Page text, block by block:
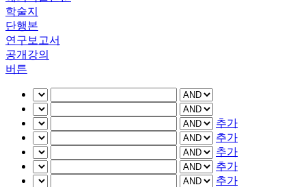
학술지
단행본
연구보고서
공개강의
버튼
추가
추가
추가
추가
추가